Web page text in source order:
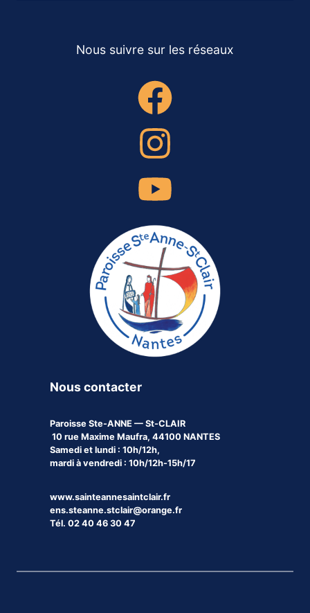
Nous suivre sur les réseaux
Nous contacter
Paroisse Ste-ANNE — St-CLAIR
10 rue Maxime Maufra, 44100 NANTES
Samedi et lundi : 10h/12h,
mardi à vendredi : 10h/12h-15h/17
www.sainteannesaintclair.fr
ens.steanne.stclair@orange.fr
Tél. 02 40 46 30 47